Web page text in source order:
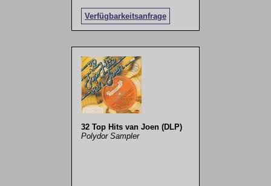
Verfügbarkeitsanfrage
32 Top Hits van Joen (DLP)
Polydor Sampler